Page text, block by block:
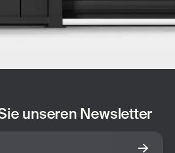
unseren Newsletter